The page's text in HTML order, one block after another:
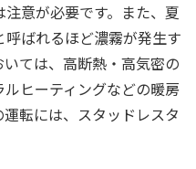
意が必要です。また、夏
ばれるほど濃霧が発生す
ては、高断熱・高気密の
ヒーティングなどの暖房
転には、スタッドレスタ